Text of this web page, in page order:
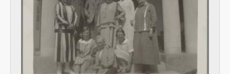
For - Porträtt av Selma Lagerlöf (m.fl.). Orientresan 1899-1900
Fse - Sophie Elkans bilder
Fs - Fotografier av andra personer, släktingar
Faes - Fotografier av andra personer, porträtt. Svenska
Faeu - Fotografier av andra personer, porträtt. Utländska
Fags - Fotografier av andra personer, gruppbilder. Svenska